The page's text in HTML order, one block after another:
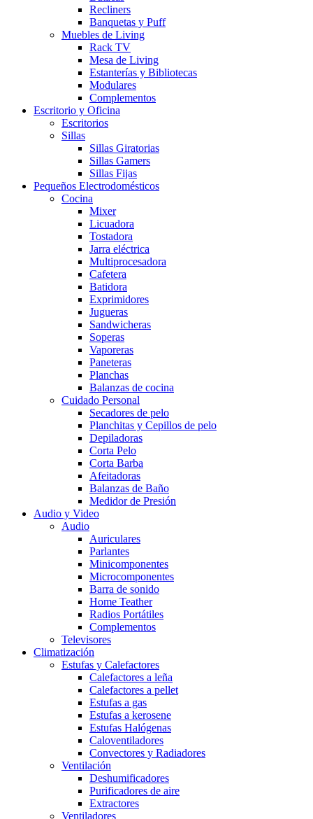
Recliners
Banquetas y Puff
Muebles de Living
Rack TV
Mesa de Living
Estanterías y Bibliotecas
Modulares
Complementos
Escritorio y Oficina
Escritorios
Sillas
Sillas Giratorias
Sillas Gamers
Sillas Fijas
Pequeños Electrodomésticos
Cocina
Mixer
Licuadora
Tostadora
Jarra eléctrica
Multiprocesadora
Cafetera
Batidora
Exprimidores
Jugueras
Sandwicheras
Soperas
Vaporeras
Paneteras
Planchas
Balanzas de cocina
Cuidado Personal
Secadores de pelo
Planchitas y Cepillos de pelo
Depiladoras
Corta Pelo
Corta Barba
Afeitadoras
Balanzas de Baño
Medidor de Presión
Audio y Video
Audio
Auriculares
Parlantes
Minicomponentes
Microcomponentes
Barra de sonido
Home Teather
Radios Portátiles
Complementos
Televisores
Climatización
Estufas y Calefactores
Calefactores a leña
Calefactores a pellet
Estufas a gas
Estufas a kerosene
Estufas Halógenas
Caloventiladores
Convectores y Radiadores
Ventilación
Deshumificadores
Purificadores de aire
Extractores
Ventiladores